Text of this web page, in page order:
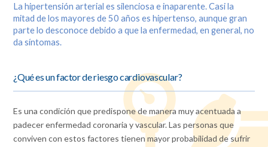
La hipertensión arterial es silenciosa e inaparente. Casi la
mitad de los mayores de 50 años es hipertenso, aunque gran
parte lo desconoce debido a que la enfermedad, en general, no
da síntomas.
¿Qué es un factor de riesgo cardiovascular?
Es una condición que predispone de manera muy acentuada a
padecer enfermedad coronaria y vascular. Las personas que
conviven con estos factores tienen mayor probabilidad de sufrir